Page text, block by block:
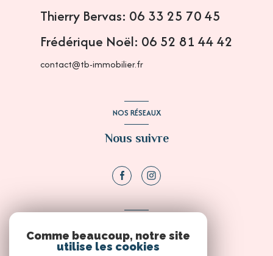
Thierry Bervas: 06 33 25 70 45
Frédérique Noël: 06 52 81 44 42
contact@tb-immobilier.fr
NOS RÉSEAUX
Nous suivre
Nous adhérons
Comme beaucoup, notre site
utilise les cookies